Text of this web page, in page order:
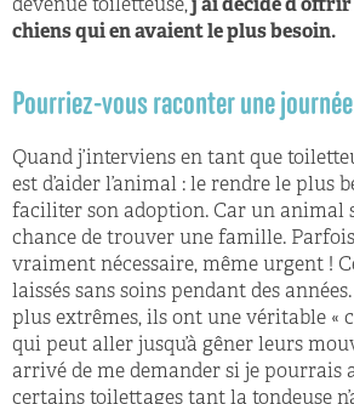
devenue toiletteuse,j’ai décidé
chiens qui en avaient le plus besoin.
Pourriez-vous raconter une
Quand j’interviens en tant que
est d’aider l’animal : le rendre le plus
faciliter son adoption. Car un animal
chance de trouver une famille.
vraiment nécessaire, même urgent !
laissés sans soins pendant des
plus extrêmes, ils ont une véritable «
qui peut aller jusqu’à gêner leurs
arrivé de me demander si je pourrais
certains toilettages tant la tondeuse